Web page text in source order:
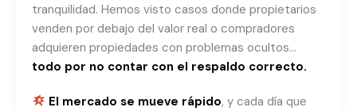
tranquilidad. Hemos visto casos donde propietarios
venden por debajo del valor real o compradores
adquieren propiedades con problemas ocultos…
todo por no contar con el respaldo correcto.
El mercado se mueve rápido, y cada día que